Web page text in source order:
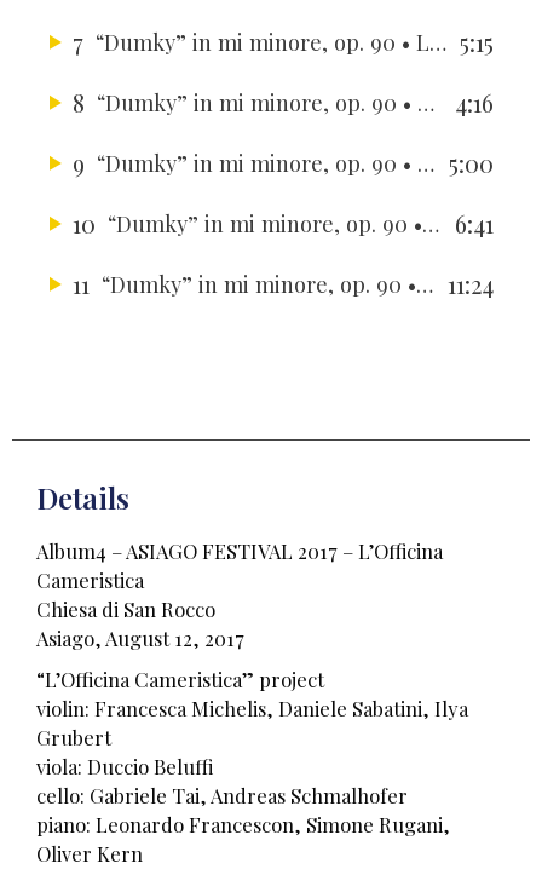
7 “Dumky” in mi minore, op. 90 • L'Officina Cameristica
5:15
8 “Dumky” in mi minore, op. 90 • L'Officina Cameristica
4:16
9 “Dumky” in mi minore, op. 90 • L'Officina Cameristica
5:00
10 “Dumky” in mi minore, op. 90 • L'Officina Cameristica
6:41
11 “Dumky” in mi minore, op. 90 • L'Officina Cameristica 11:24
Details
Album4 – ASIAGO FESTIVAL 2017 – L’Officina
Cameristica
Chiesa di San Rocco
Asiago, August 12, 2017
“L’Officina Cameristica” project
violin: Francesca Michelis, Daniele Sabatini, Ilya
Grubert
viola: Duccio Beluffi
cello: Gabriele Tai, Andreas Schmalhofer
piano: Leonardo Francescon, Simone Rugani,
Oliver Kern